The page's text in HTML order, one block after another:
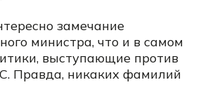
замечание
министра, что и в самом
выступающие против
Правда, никаких фамилий